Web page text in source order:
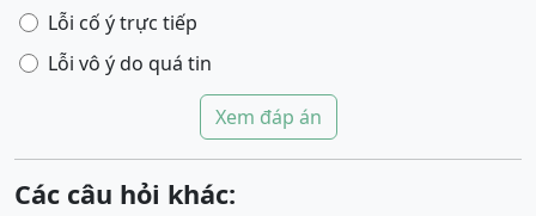
Lỗi cố ý trực tiếp
Lỗi vô ý do quá tin
Xem đáp án
Các câu hỏi khác: